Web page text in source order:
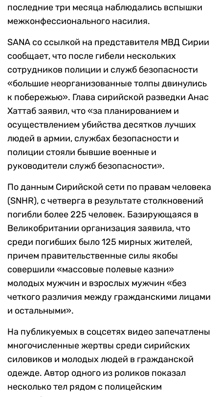
последние три месяца наблюдались вспышки
межконфессионального насилия.
SANA со ссылкой на представителя МВД Сирии
сообщает, что после гибели нескольких
сотрудников полиции и служб безопасности
«большие неорганизованные толпы двинулись
к побережью». Глава сирийской разведки Анас
Хаттаб заявил, что «за планированием и
осуществлением убийства десятков лучших
людей в армии, службах безопасности и
полиции стояли бывшие военные и
руководители служб безопасности».
По данным Сирийской сети по правам человека
(SNHR), с четверга в результате столкновений
погибли более 225 человек. Базирующаяся в
Великобритании организация заявила, что
среди погибших было 125 мирных жителей,
причем правительственные силы якобы
совершили «массовые полевые казни»
молодых мужчин и взрослых мужчин «без
четкого различия между гражданскими лицами
и остальными».
На публикуемых в соцсетях видео запечатлены
многочисленные жертвы среди сирийских
силовиков и молодых людей в гражданской
одежде. Автор одного из роликов показал
несколько тел рядом с полицейским